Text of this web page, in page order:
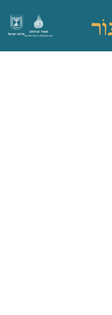
מדינת ישראל
משרד הביטחון
אגף משפחות, הנצחה ומורשת